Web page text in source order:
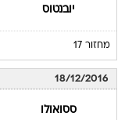
יובנטוס
מחזור 17
18/12/2016
ססואולו